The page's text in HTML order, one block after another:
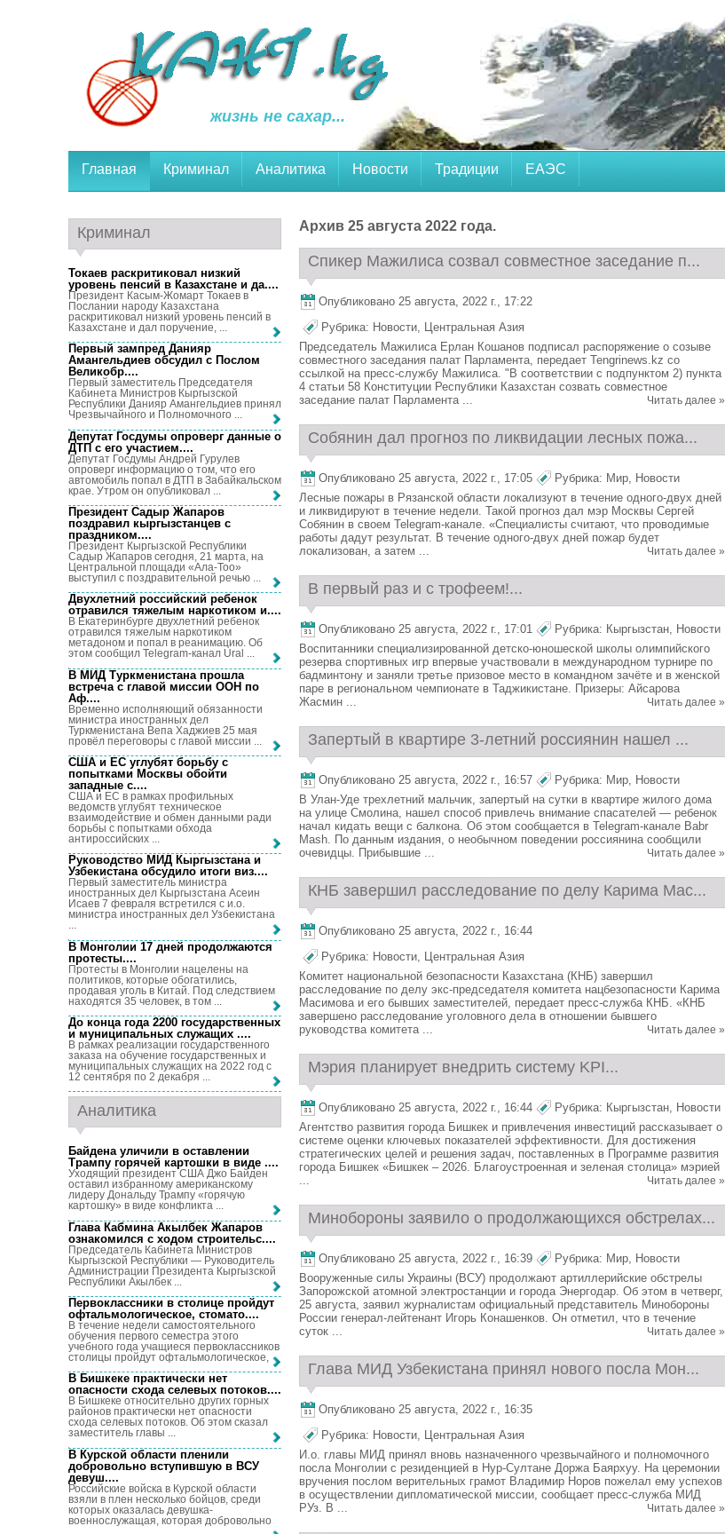
жизнь не сахар...
Главная Криминал Аналитика Новости Традиции ЕАЭС
Архив 25 августа 2022 года.
Спикер Мажилиса созвал совместное заседание п...
Опубликовано 25 августа, 2022 г., 17:22
Рубрика: Новости, Центральная Азия
Председатель Мажилиса Ерлан Кошанов подписал распоряжение о созыве
совместного заседания палат Парламента, передает Tengrinews.kz со
ссылкой на пресс-службу Мажилиса. "В соответствии с подпунктом 2) пункта
4 статьи 58 Конституции Республики Казахстан созвать совместное
заседание палат Парламента ...
Читать далее »
Собянин дал прогноз по ликвидации лесных пожа...
Опубликовано 25 августа, 2022 г., 17:05 Рубрика: Мир, Новости
Лесные пожары в Рязанской области локализуют в течение одного-двух дней
и ликвидируют в течение недели. Такой прогноз дал мэр Москвы Сергей
Собянин в своем Telegram-канале. «Специалисты считают, что проводимые
работы дадут результат. В течение одного-двух дней пожар будет
локализован, а затем ...
Читать далее »
В первый раз и с трофеем!...
Опубликовано 25 августа, 2022 г., 17:01 Рубрика: Кыргызстан, Новости
Воспитанники специализированной детско-юношеской школы олимпийского
резерва спортивных игр впервые участвовали в международном турнире по
бадминтону и заняли третье призовое место в командном зачёте и в женской
паре в региональном чемпионате в Таджикистане. Призеры: Айсарова
Жасмин ...
Читать далее »
Запертый в квартире 3-летний россиянин нашел ...
Опубликовано 25 августа, 2022 г., 16:57 Рубрика: Мир, Новости
В Улан-Уде трехлетний мальчик, запертый на сутки в квартире жилого дома
на улице Смолина, нашел способ привлечь внимание спасателей — ребенок
начал кидать вещи с балкона. Об этом сообщается в Telegram-канале Babr
Mash. По данным издания, о необычном поведении россиянина сообщили
очевидцы. Прибывшие ...
Читать далее »
КНБ завершил расследование по делу Карима Мас...
Опубликовано 25 августа, 2022 г., 16:44
Рубрика: Новости, Центральная Азия
Комитет национальной безопасности Казахстана (КНБ) завершил
расследование по делу экс-председателя комитета нацбезопасности Карима
Масимова и его бывших заместителей, передает пресс-служба КНБ. «КНБ
завершено расследование уголовного дела в отношении бывшего
руководства комитета ...
Читать далее »
Мэрия планирует внедрить систему KPI...
Опубликовано 25 августа, 2022 г., 16:44 Рубрика: Кыргызстан, Новости
Агентство развития города Бишкек и привлечения инвестиций рассказывает о
системе оценки ключевых показателей эффективности. Для достижения
стратегических целей и решения задач, поставленных в Программе развития
города Бишкек «Бишкек – 2026. Благоустроенная и зеленая столица» мэрией
...
Читать далее »
Минобороны заявило о продолжающихся обстрелах...
Опубликовано 25 августа, 2022 г., 16:39 Рубрика: Мир, Новости
Вооруженные силы Украины (ВСУ) продолжают артиллерийские обстрелы
Запорожской атомной электростанции и города Энергодар. Об этом в четверг,
25 августа, заявил журналистам официальный представитель Минобороны
России генерал-лейтенант Игорь Конашенков. Он отметил, что в течение
суток ...
Читать далее »
Глава МИД Узбекистана принял нового посла Мон...
Опубликовано 25 августа, 2022 г., 16:35
Рубрика: Новости, Центральная Азия
И.о. главы МИД принял вновь назначенного чрезвычайного и полномочного
посла Монголии с резиденцией в Нур-Султане Доржа Баярхуу. На церемонии
вручения послом верительных грамот Владимир Норов пожелал ему успехов
в осуществлении дипломатической миссии, сообщает пресс-служба МИД
РУз. В ...
Читать далее »
Криминал
Токаев раскритиковал низкий
уровень пенсий в Казахстане и да....
Президент Касым-Жомарт Токаев в
Послании народу Казахстана
раскритиковал низкий уровень пенсий в
Казахстане и дал поручение, ...
Первый зампред Данияр
Амангельдиев обсудил с Послом
Великобр....
Первый заместитель Председателя
Кабинета Министров Кыргызской
Республики Данияр Амангельдиев принял
Чрезвычайного и Полномочного ...
Депутат Госдумы опроверг данные о
ДТП с его участием....
Депутат Госдумы Андрей Гурулев
опроверг информацию о том, что его
автомобиль попал в ДТП в Забайкальском
крае. Утром он опубликовал ...
Президент Садыр Жапаров
поздравил кыргызстанцев с
праздником....
Президент Кыргызской Республики
Садыр Жапаров сегодня, 21 марта, на
Центральной площади «Ала-Тоо»
выступил с поздравительной речью ...
Двухлетний российский ребенок
отравился тяжелым наркотиком и....
В Екатеринбурге двухлетний ребенок
отравился тяжелым наркотиком
метадоном и попал в реанимацию. Об
этом сообщил Telegram-канал Ural ...
В МИД Туркменистана прошла
встреча с главой миссии ООН по
Аф....
Временно исполняющий обязанности
министра иностранных дел
Туркменистана Вепа Хаджиев 25 мая
провёл переговоры с главой миссии ...
США и ЕС углубят борьбу с
попытками Москвы обойти
западные с....
США и ЕС в рамках профильных
ведомств углубят техническое
взаимодействие и обмен данными ради
борьбы с попытками обхода
антироссийских ...
Руководство МИД Кыргызстана и
Узбекистана обсудило итоги виз....
Первый заместитель министра
иностранных дел Кыргызстана Асеин
Исаев 7 февраля встретился с и.о.
министра иностранных дел Узбекистана
...
В Монголии 17 дней продолжаются
протесты....
Протесты в Монголии нацелены на
политиков, которые обогатились,
продавая уголь в Китай. Под следствием
находятся 35 человек, в том ...
До конца года 2200 государственных
и муниципальных служащих ....
В рамках реализации государственного
заказа на обучение государственных и
муниципальных служащих на 2022 год с
12 сентября по 2 декабря ...
Аналитика
Байдена уличили в оставлении
Трампу горячей картошки в виде ....
Уходящий президент США Джо Байден
оставил избранному американскому
лидеру Дональду Трампу «горячую
картошку» в виде конфликта ...
Глава Кабмина Акылбек Жапаров
ознакомился с ходом строительс....
Председатель Кабинета Министров
Кыргызской Республики — Руководитель
Администрации Президента Кыргызской
Республики Акылбек ...
Первоклассники в столице пройдут
офтальмологическое, стомато....
В течение недели самостоятельного
обучения первого семестра этого
учебного года учащиеся первоклассников
столицы пройдут офтальмологическое, ...
В Бишкеке практически нет
опасности схода селевых потоков....
В Бишкеке относительно других горных
районов практически нет опасности
схода селевых потоков. Об этом сказал
заместитель главы ...
В Курской области пленили
добровольно вступившую в ВСУ
девуш....
Российские войска в Курской области
взяли в плен несколько бойцов, среди
которых оказалась девушка-
военнослужащая, которая добровольно